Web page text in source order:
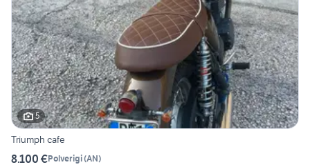
5
Triumph cafe
8.100 €Polverigi(AN)